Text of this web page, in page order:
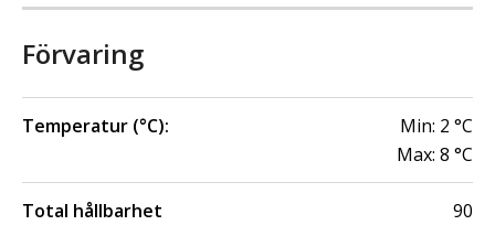
Förvaring
Temperatur (°C): Min: 2 °C
Max: 8 °C
Total hållbarhet
90